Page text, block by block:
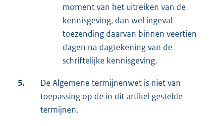
moment van het uitreiken van de
kennisgeving, dan wel ingeval
toezending daarvan binnen veertien
dagen na dagtekening van de
schriftelijke kennisgeving.
5.
De Algemene termijnenwet is niet van
toepassing op de in dit artikel gestelde
termijnen.